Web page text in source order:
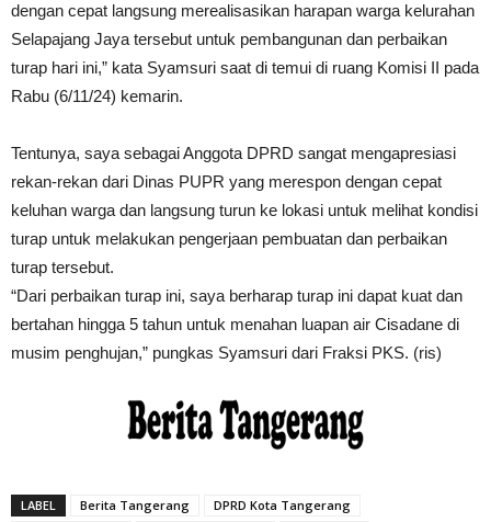
dengan cepat langsung merealisasikan harapan warga kelurahan
Selapajang Jaya tersebut untuk pembangunan dan perbaikan
turap hari ini,” kata Syamsuri saat di temui di ruang Komisi II pada
Rabu (6/11/24) kemarin.
Tentunya, saya sebagai Anggota DPRD sangat mengapresiasi
rekan-rekan dari Dinas PUPR yang merespon dengan cepat
keluhan warga dan langsung turun ke lokasi untuk melihat kondisi
turap untuk melakukan pengerjaan pembuatan dan perbaikan
turap tersebut.
“Dari perbaikan turap ini, saya berharap turap ini dapat kuat dan
bertahan hingga 5 tahun untuk menahan luapan air Cisadane di
musim penghujan,” pungkas Syamsuri dari Fraksi PKS. (ris)
LABEL Berita Tangerang
DPRD Kota Tangerang